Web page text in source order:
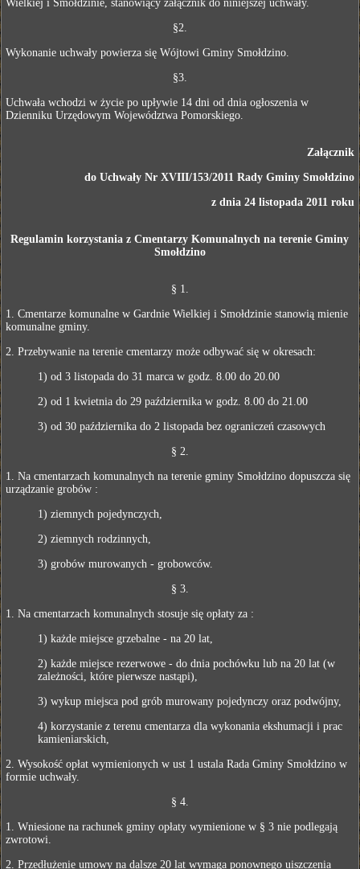
Wielkiej i Smołdzinie, stanowiący załącznik do niniejszej uchwały.
§2.
Wykonanie uchwały powierza się Wójtowi Gminy Smołdzino.
§3.
Uchwała wchodzi w życie po upływie 14 dni od dnia ogłoszenia w
Dzienniku Urzędowym Województwa Pomorskiego.
Załącznik
do Uchwały Nr XVIII/153/2011 Rady Gminy Smołdzino
z dnia 24 listopada 2011 roku
Regulamin korzystania z Cmentarzy Komunalnych na terenie Gminy
Smołdzino
§ 1.
1. Cmentarze komunalne w Gardnie Wielkiej i Smołdzinie stanowią mienie
komunalne gminy.
2. Przebywanie na terenie cmentarzy może odbywać się w okresach:
1) od 3 listopada do 31 marca w godz. 8.00 do 20.00
2) od 1 kwietnia do 29 października w godz. 8.00 do 21.00
3) od 30 października do 2 listopada bez ograniczeń czasowych
§ 2.
1. Na cmentarzach komunalnych na terenie gminy Smołdzino dopuszcza się
urządzanie grobów :
1) ziemnych pojedynczych,
2) ziemnych rodzinnych,
3) grobów murowanych - grobowców.
§ 3.
1. Na cmentarzach komunalnych stosuje się opłaty za :
1) każde miejsce grzebalne - na 20 lat,
2) każde miejsce rezerwowe - do dnia pochówku lub na 20 lat (w
zależności, które pierwsze nastąpi),
3) wykup miejsca pod grób murowany pojedynczy oraz podwójny,
4) korzystanie z terenu cmentarza dla wykonania ekshumacji i prac
kamieniarskich,
2. Wysokość opłat wymienionych w ust 1 ustala Rada Gminy Smołdzino w
formie uchwały.
§ 4.
1. Wniesione na rachunek gminy opłaty wymienione w § 3 nie podlegają
zwrotowi.
2. Przedłużenie umowy na dalsze 20 lat wymaga ponownego uiszczenia